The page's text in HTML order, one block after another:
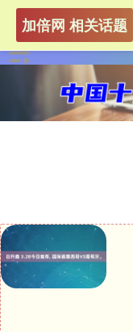
加倍网 相关话题